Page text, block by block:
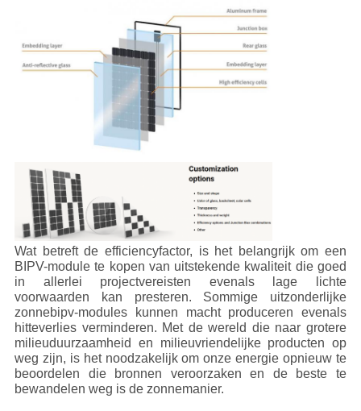
Wat betreft de efficiencyfactor, is het belangrijk om een
BIPV-module te kopen van uitstekende kwaliteit die goed
in allerlei projectvereisten evenals lage lichte
voorwaarden kan presteren. Sommige uitzonderlijke
zonnebipv-modules kunnen macht produceren evenals
hitteverlies verminderen. Met de wereld die naar grotere
milieuduurzaamheid en milieuvriendelijke producten op
weg zijn, is het noodzakelijk om onze energie opnieuw te
beoordelen die bronnen veroorzaken en de beste te
bewandelen weg is de zonnemanier.